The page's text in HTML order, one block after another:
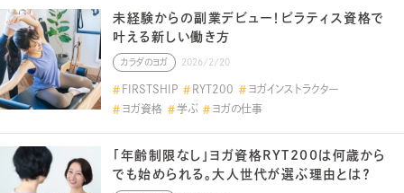
未経験からの副業デビュー！ピラティス資格で
叶える新しい働き方
カラダのヨガ 2026/2/20
FIRSTSHIP RYT200
ヨガインストラクター
ヨガ資格
学ぶ ヨガの仕事
「年齢制限なし」ヨガ資格RYT200は何歳から
でも始められる。大人世代が選ぶ理由とは？